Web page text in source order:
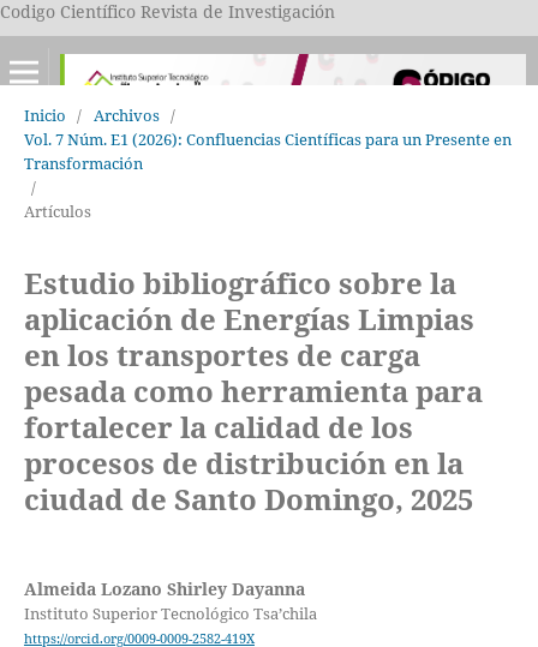
Codigo Científico Revista de Investigación
Inicio / Archivos /
Vol. 7 Núm. E1 (2026): Confluencias Científicas para un Presente en
Transformación
/
Artículos
Estudio bibliográfico sobre la
aplicación de Energías Limpias
en los transportes de carga
pesada como herramienta para
fortalecer la calidad de los
procesos de distribución en la
ciudad de Santo Domingo, 2025
Almeida Lozano Shirley Dayanna
Instituto Superior Tecnológico Tsa’chila
https://orcid.org/0009-0009-2582-419X